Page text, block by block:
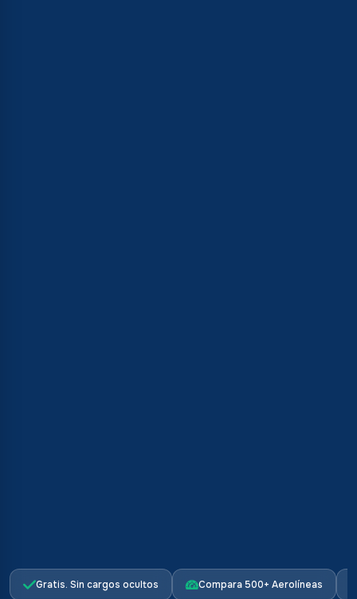
Gratis. Sin cargos ocultos Compara 500+ Aerolíneas